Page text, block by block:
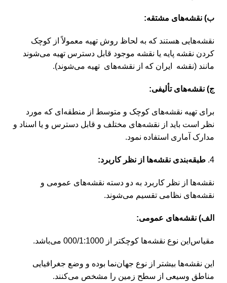
ب) نقشه‌های مشتقه:
نقشه‌هایی هستند که به لحاظ روش تهیه معمولاً از کوچک
کردن نقشه پایه یا نقشه موجود قابل دسترس تهیه می‌شوند
مانند (نقشه ‌ایران که از نقشه‌های تهیه می‌شوند).
ج) نقشه‌های تألیفی:
برای تهیه نقشه‌های کوچک و متوسط از منطقه‌ای که مورد
نظر است باید از نقشه‌های مختلف و قابل دسترس و یا اسناد و
مدارک آماری استفاده نمود.
طبقه‌بندی نقشه‌ها از نظر کاربرد:
نقشه‌ها از نظر کاربرد به دو دسته نقشه‌های عمومی و
نقشه‌های نظامی تقسیم می‌شوند.
الف) نقشه‌های عمومی:
مقیاس‌این نوع نقشه‌ها کوچکتر از 000/1:1000 می‌باشد.
این نقشه‌ها بیشتر از نوع جهان‌نما بوده و وضع جغرافیایی
مناطق وسیعی از سطح زمین را مشخص می‌کنند.